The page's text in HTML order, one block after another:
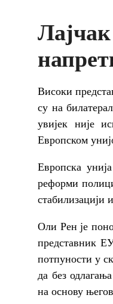
Високи
су на
увијек није
Европском
Европска
реформи
Оли Рен је
представник
потпуности у
да без
на основу